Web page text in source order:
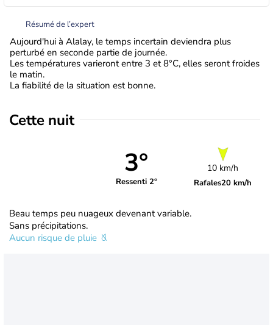
Résumé de l’expert
Aujourd'hui à Alalay, le temps incertain deviendra plus
perturbé en seconde partie de journée.
Les températures varieront entre 3 et 8°C, elles seront froides
le matin.
La fiabilité de la situation est bonne.
Cette nuit
3°
Ressenti 2°
10 km/h
Rafales20 km/h
Beau temps peu nuageux devenant variable.
Sans précipitations.
Aucun risque de pluie